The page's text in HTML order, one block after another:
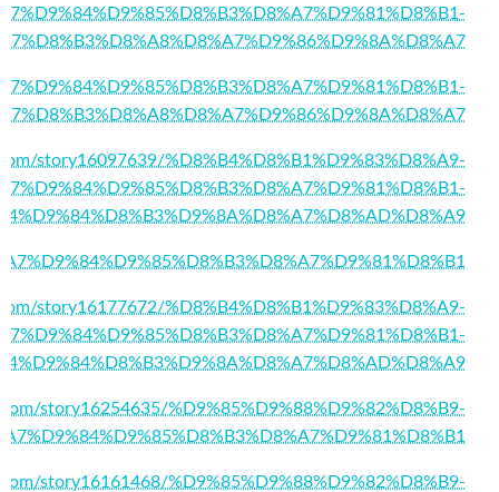
story16097639/%D8%B4%D8%B1%D9%83%D8%A9-
story16177672/%D8%B4%D8%B1%D9%83%D8%A9-
story16254635/%D9%85%D9%88%D9%82%D8%B9-
story16161468/%D9%85%D9%88%D9%82%D8%B9-